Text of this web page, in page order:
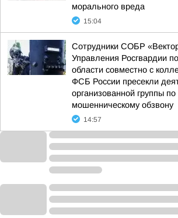
морального вреда
15:04
Сотрудники СОБР
Управления Росгвардии
области совместно с
ФСБ России пресекли
организованной группы
мошенническому обзвону
14:57